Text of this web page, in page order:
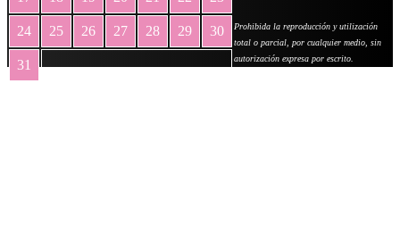
24 25 26 27 28 29 30
31
Prohibida la reproducción y utilización
total o parcial, por cualquier medio, sin
autorización expresa por escrito.